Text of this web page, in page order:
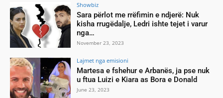
Showbiz
Sara përlot me rrëfimin e ndjerë: Nuk
kisha rrugëdalje, Ledri ishte tejet i varur
nga…
November 23, 2023
Lajmet nga emisioni
Martesa e fshehur e Arbanës, ja pse nuk
u ftua Luizi e Kiara as Bora e Donald
June 23, 2023